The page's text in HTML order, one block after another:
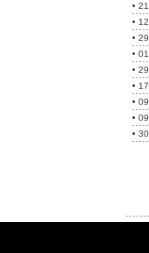
•
•
•
•
•
•
•
•
•